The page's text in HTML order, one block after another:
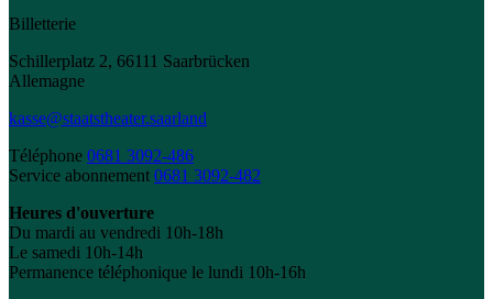
Billetterie
Schillerplatz 2, 66111 Saarbrücken
Allemagne
kasse@staatstheater.saarland
Téléphone 0681 3092-486
Service abonnement 0681 3092-482
Heures d'ouverture
Du mardi au vendredi 10h-18h
Le samedi 10h-14h
Permanence téléphonique le lundi 10h-16h